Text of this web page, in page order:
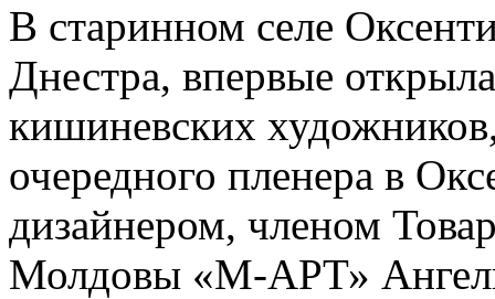
В старинном селе
Днестра, впервые
кишиневских
очередного пленера в
дизайнером, членом
Молдовы «М-АРТ»